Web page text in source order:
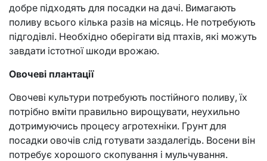
добре підходять для посадки на дачі. Вимагають
поливу всього кілька разів на місяць. Не потребують
підгодівлі. Необхідно оберігати від птахів, які можуть
завдати істотної шкоди врожаю.
Овочеві плантації
Овочеві культури потребують постійного поливу, їх
потрібно вміти правильно вирощувати, неухильно
дотримуючись процесу агротехніки. Грунт для
посадки овочів слід готувати заздалегідь. Восени він
потребує хорошого скопування і мульчування.